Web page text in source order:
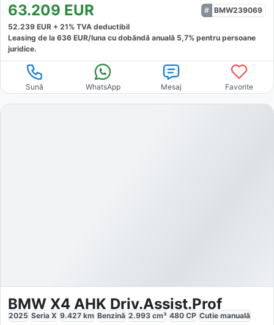
63.209 EUR
BMW239069
52.239 EUR + 21% TVA deductibil
Leasing de la 636 EUR/luna cu dobăndă anuală 5,7% pentru persoane
juridice.
Sună WhatsApp Mesaj Favorite
BMW X4 AHK Driv.Assist.Prof
2025 Seria X 9.427 km Benzină 2.993 cm³ 480 CP Cutie manuală